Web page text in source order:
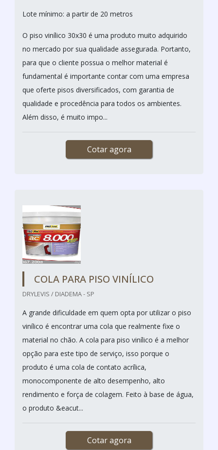
Lote mínimo: a partir de 20 metros
O piso vinílico 30x30 é uma produto muito adquirido
no mercado por sua qualidade assegurada. Portanto,
para que o cliente possua o melhor material é
fundamental é importante contar com uma empresa
que oferte pisos diversificados, com garantia de
qualidade e procedência para todos os ambientes.
Além disso, é muito impo...
Cotar agora
COLA PARA PISO VINÍLICO
DRYLEVIS / DIADEMA - SP
A grande dificuldade em quem opta por utilizar o piso
vinílico é encontrar uma cola que realmente fixe o
material no chão. A cola para piso vinílico é a melhor
opção para este tipo de serviço, isso porque o
produto é uma cola de contato acrílica,
monocomponente de alto desempenho, alto
rendimento e força de colagem. Feito à base de água,
o produto &eacut...
Cotar agora